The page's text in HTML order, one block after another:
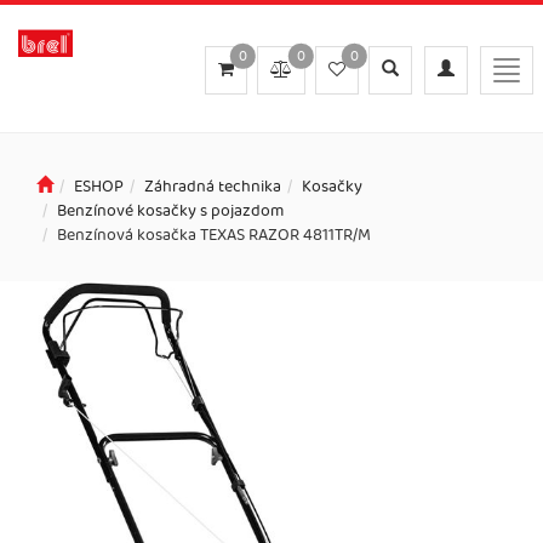
Toggle
navigation
Toggle
search
0
0
0
ESHOP Záhradná technika
Kosačky
Benzínové kosačky s pojazdom
Benzínová kosačka TEXAS RAZOR 4811TR/M